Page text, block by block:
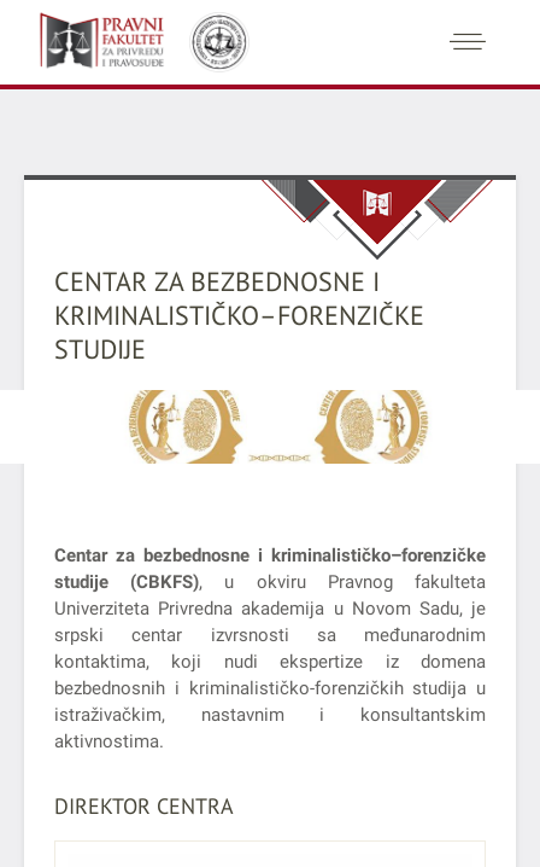
CENTAR ZA BEZBEDNOSNE I
KRIMINALISTIČKO–FORENZIČKE
STUDIJE
Centar za bezbednosne i kriminalističko–forenzičke
studije (CBKFS), u okviru Pravnog fakulteta
Univerziteta Privredna akademija u Novom Sadu, je
srpski centar izvrsnosti sa međunarodnim
kontaktima, koji nudi ekspertize iz domena
bezbednosnih i kriminalističko-forenzičkih studija u
istraživačkim, nastavnim i konsultantskim
aktivnostima.
DIREKTOR CENTRA